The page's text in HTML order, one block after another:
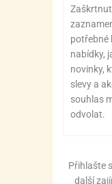
potřebné
nabídky,
novinky,
slevy a
souhlas
odvolat.
Přihlašte
další